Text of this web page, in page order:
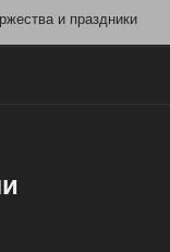
и праздники